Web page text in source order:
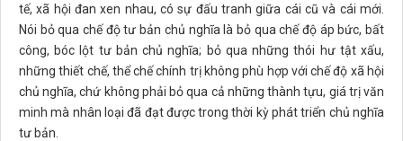
tế, xã hội đan xen nhau, có sự đấu tranh giữa cái cũ và cái mới.
Nói bỏ qua chế độ tư bản chủ nghĩa là bỏ qua chế độ áp bức, bất
công, bóc lột tư bản chủ nghĩa; bỏ qua những thói hư tật xấu,
những thiết chế, thể chế chính trị không phù hợp với chế độ xã hội
chủ nghĩa, chứ không phải bỏ qua cả những thành tựu, giá trị văn
minh mà nhân loại đã đạt được trong thời kỳ phát triển chủ nghĩa
tư bản.